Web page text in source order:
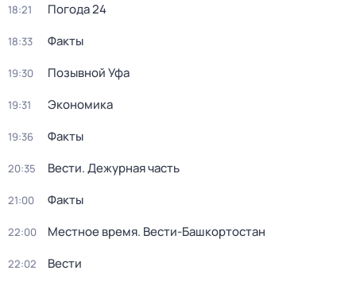
18:21 Погода 24
18:33 Факты
19:30 Позывной Уфа
19:31 Экономика
19:36 Факты
20:35 Вести. Дежурная часть
21:00 Факты
22:00 Местное время. Вести-Башкортостан
22:02 Вести